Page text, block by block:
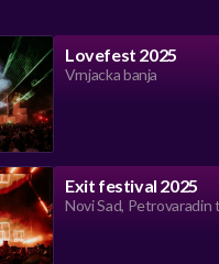
Lovefest 2025
Vrnjacka banja
Exit festival 2025
Novi Sad, Petrovaradin